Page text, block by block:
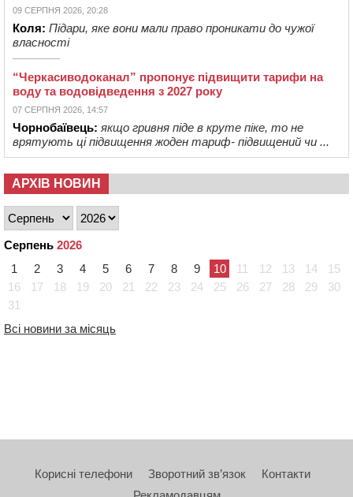
09 СЕРПНЯ 2026, 20:28
Коля: Підари, яке вони мали право проникати до чужої
власності
“Черкасиводоканал” пропонує підвищити тарифи на
воду та водовідведення з 2027 року
07 СЕРПНЯ 2026, 14:57
Чорнобаївець: якщо гривня піде в круте піке, то не
врятують ці підвищення жоден тариф- підвищений чи ...
АРХІВ НОВИН
Серпень 2026
1
2 3 4 5 6 7 8 9 10 11 12 13 14
15
16
17 18 19 20 21 22 23 24 25 26 27 28 29
30
31
Всі новини за місяць
Корисні телефони Зворотний зв’язок
Контакти